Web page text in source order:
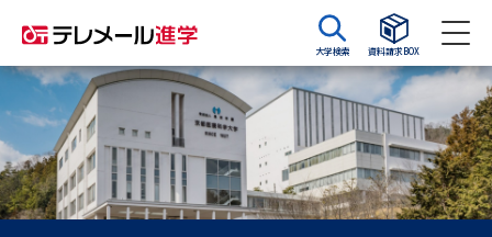
大学検索 資料請求BOX
資料請求 資料検索
大学・短大の資料種類から請求